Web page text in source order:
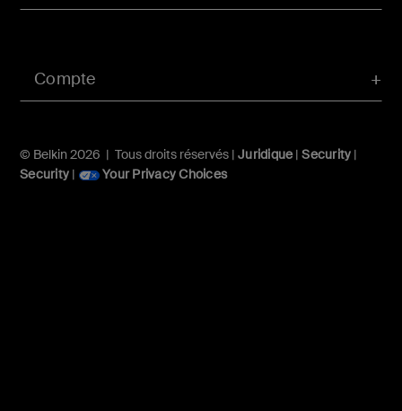
Compte
© Belkin 2026 | Tous droits réservés | Juridique|Security |
Security | Your Privacy Choices